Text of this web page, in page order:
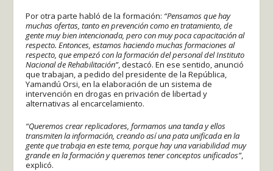
Por otra parte habló de la formación: “Pensamos que hay
muchas ofertas, tanto en prevención como en tratamiento, de
gente muy bien intencionada, pero con muy poca capacitación al
respecto. Entonces, estamos haciendo muchas formaciones al
respecto, que empezó con la formación del personal del Instituto
Nacional de Rehabilitación”, destacó. En ese sentido, anunció
que trabajan, a pedido del presidente de la República,
Yamandú Orsi, en la elaboración de un sistema de
intervención en drogas en privación de libertad y
alternativas al encarcelamiento.
“Queremos crear replicadores, formamos una tanda y ellos
transmiten la información, creando así una pata unificada en la
gente que trabaja en este tema, porque hay una variabilidad muy
grande en la formación y queremos tener conceptos unificados”,
explicó.